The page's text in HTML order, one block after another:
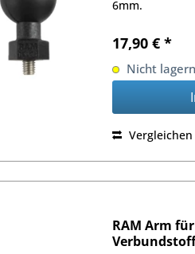
6mm.
17,90 € *
Nicht
Vergleichen
RAM Arm
Verbundstoff